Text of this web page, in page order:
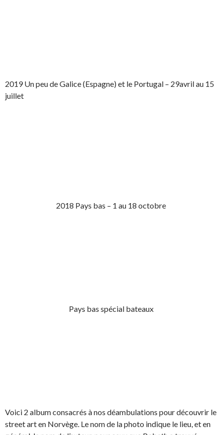
2019 Un peu de Galice (Espagne) et le Portugal – 29avril au 15
juillet
2018 Pays bas – 1 au 18 octobre
Pays bas spécial bateaux
Voici 2 album consacrés à nos déambulations pour découvrir le
street art en Norvège. Le nom de la photo indique le lieu, et en